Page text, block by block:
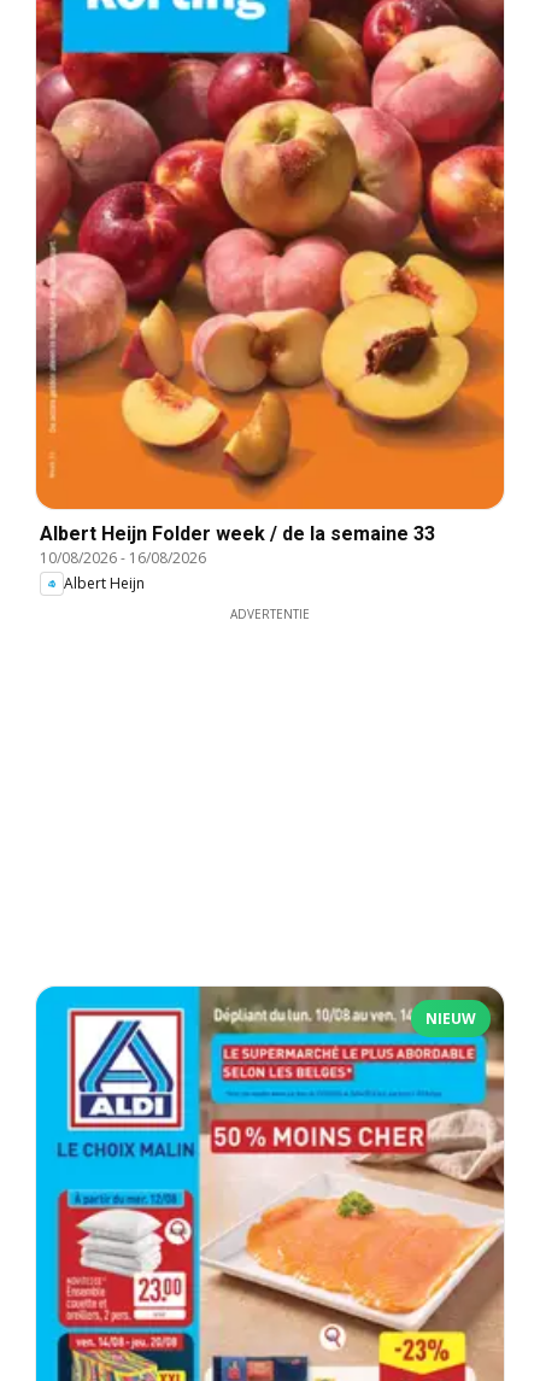
Albert Heijn Folder week / de la semaine 33
10/08/2026- 16/08/2026
Albert Heijn
ADVERTENTIE
NIEUW